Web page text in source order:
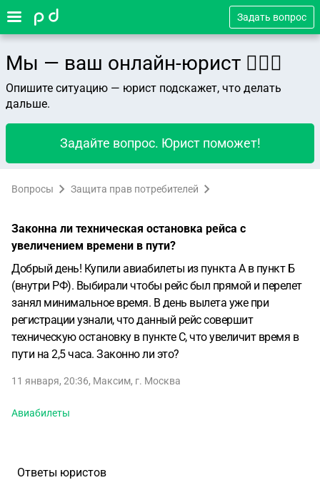
Задать вопрос
Мы — ваш онлайн-юрист 👨🏻‍⚖️
Опишите ситуацию — юрист подскажет, что делать
дальше.
Задайте вопрос. Юрист поможет!
Вопросы Защита прав потребителей
Законна ли техническая остановка рейса с
увеличением времени в пути?
Добрый день! Купили авиабилеты из пункта А в пункт Б
(внутри РФ). Выбирали чтобы рейс был прямой и перелет
занял минимальное время. В день вылета уже при
регистрации узнали, что данный рейс совершит
техническую остановку в пункте С, что увеличит время в
пути на 2,5 часа. Законно ли это?
11 января, 20:36, Максим, г. Москва
Авиабилеты
Ответы юристов